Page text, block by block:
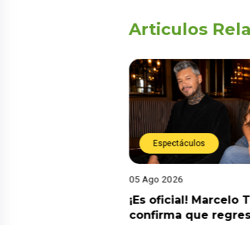
Articulos
Espectáculos
05 Ago 2026
¡Es oficial! Marcelo
confirma que